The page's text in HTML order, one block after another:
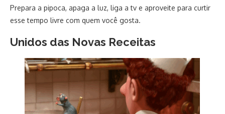
Prepara a pipoca, apaga a luz, liga a tv e aproveite para curtir
esse tempo livre com quem você gosta.
Unidos das Novas Receitas